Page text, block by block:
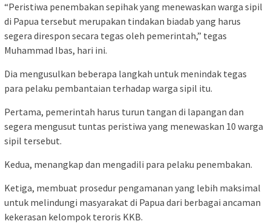
“Peristiwa penembakan sepihak yang menewaskan warga sipil
di Papua tersebut merupakan tindakan biadab yang harus
segera direspon secara tegas oleh pemerintah,” tegas
Muhammad Ibas, hari ini.
Dia mengusulkan beberapa langkah untuk menindak tegas
para pelaku pembantaian terhadap warga sipil itu.
Pertama, pemerintah harus turun tangan di lapangan dan
segera mengusut tuntas peristiwa yang menewaskan 10 warga
sipil tersebut.
Kedua, menangkap dan mengadili para pelaku penembakan.
Ketiga, membuat prosedur pengamanan yang lebih maksimal
untuk melindungi masyarakat di Papua dari berbagai ancaman
kekerasan kelompok teroris KKB.